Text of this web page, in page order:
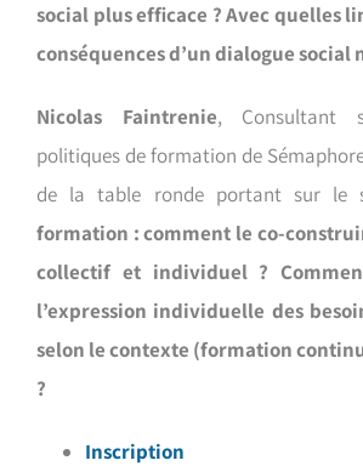
social plus efficace ? Avec quelles
conséquences d’un dialogue social
Nicolas Faintrenie, Consultant
politiques de formation de
de la table ronde portant sur le
formation : comment le co-
collectif et individuel ?
l’expression individuelle des
selon le contexte (formation
?
Inscription